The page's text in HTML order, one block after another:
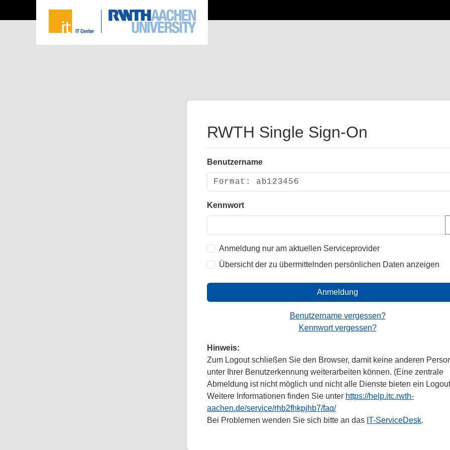
RWTH Single Sign-On
Benutzername
Kennwort
Anmeldung nur am aktuellen Serviceprovider
Übersicht der zu übermittelnden persönlichen Daten anzeigen
Anmeldung
Benutzername vergessen?
Kennwort vergessen?
Hinweis:
Zum Logout schließen Sie den Browser, damit keine anderen
unter Ihrer Benutzerkennung weiterarbeiten können. (Eine zentrale
Abmeldung ist nicht möglich und nicht alle Dienste bieten ein
Weitere Informationen finden Sie unter https://help.itc.rwth-
aachen.de/service/rhb2fhkpjhb7/faq/
Bei Problemen wenden Sie sich bitte an das IT-ServiceDesk.